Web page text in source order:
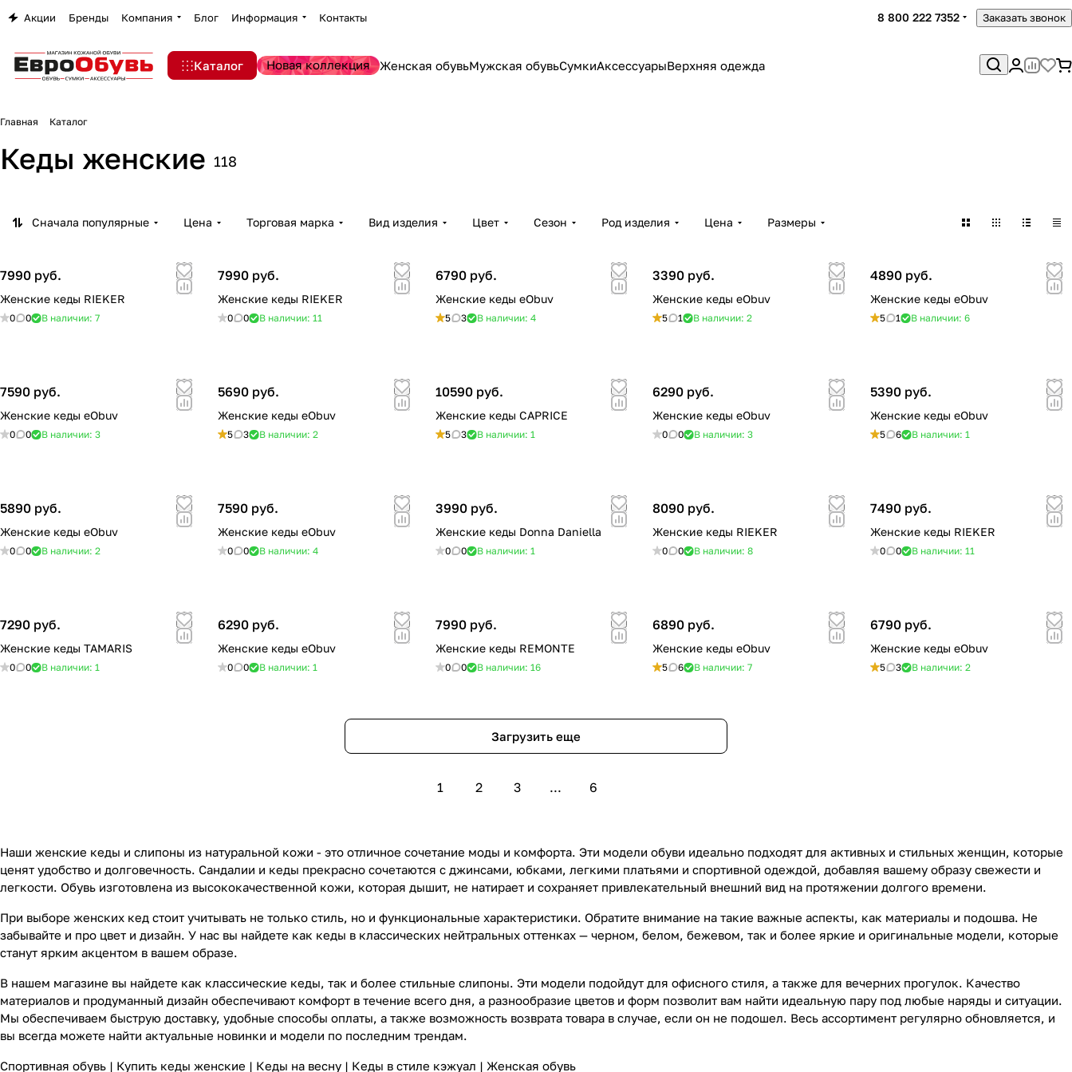
Акции Бренды Компания Блог Информация Контакты 8 800 222 7352 Заказать звонок
Каталог Новая коллекция Женская обувьМужская обувьСумкиАксессуарыВерхняя одежда
Главная Каталог
Кеды женские 118
Сначала популярные Цена Торговая марка Вид изделия Цвет Сезон Род изделия Цена Размеры
7990 руб.
Женские кеды RIEKER
0 0 В наличии: 7
7990 руб.
Женские кеды RIEKER
0 0 В наличии: 11
6790 руб.
Женские кеды eObuv
5 3 В наличии: 4
3390 руб.
Женские кеды eObuv
5 1 В наличии: 2
4890 руб.
Женские кеды eObuv
5 1 В наличии: 6
7590 руб.
Женские кеды eObuv
0 0 В наличии: 3
5690 руб.
Женские кеды eObuv
5 3 В наличии: 2
10590 руб.
Женские кеды CAPRICE
5 3 В наличии: 1
6290 руб.
Женские кеды eObuv
0 0 В наличии: 3
5390 руб.
Женские кеды eObuv
5 6 В наличии: 1
5890 руб.
Женские кеды eObuv
0 0 В наличии: 2
7590 руб.
Женские кеды eObuv
0 0 В наличии: 4
3990 руб.
Женские кеды Donna Daniella
0 0 В наличии: 1
8090 руб.
Женские кеды RIEKER
0 0 В наличии: 8
7490 руб.
Женские кеды RIEKER
0 0 В наличии: 11
7290 руб.
Женские кеды TAMARIS
0 0 В наличии: 1
6290 руб.
Женские кеды eObuv
0 0 В наличии: 1
7990 руб.
Женские кеды REMONTE
0 0 В наличии: 16
6890 руб.
Женские кеды eObuv
5 6 В наличии: 7
6790 руб.
Женские кеды eObuv
5 3 В наличии: 2
Загрузить еще
1 2 3 ... 6
Наши женские кеды и слипоны из натуральной кожи - это отличное сочетание моды и комфорта. Эти модели обуви идеально подходят для активных и стильных женщин, которые
ценят удобство и долговечность. Сандалии и кеды прекрасно сочетаются с джинсами, юбками, легкими платьями и спортивной одеждой, добавляя вашему образу свежести и
легкости. Обувь изготовлена из высококачественной кожи, которая дышит, не натирает и сохраняет привлекательный внешний вид на протяжении долгого времени.
При выборе женских кед стоит учитывать не только стиль, но и функциональные характеристики. Обратите внимание на такие важные аспекты, как материалы и подошва. Не
забывайте и про цвет и дизайн. У нас вы найдете как кеды в классических нейтральных оттенках — черном, белом, бежевом, так и более яркие и оригинальные модели, которые
станут ярким акцентом в вашем образе.
В нашем магазине вы найдете как классические кеды, так и более стильные слипоны. Эти модели подойдут для офисного стиля, а также для вечерних прогулок. Качество
материалов и продуманный дизайн обеспечивают комфорт в течение всего дня, а разнообразие цветов и форм позволит вам найти идеальную пару под любые наряды и ситуации.
Мы обеспечиваем быструю доставку, удобные способы оплаты, а также возможность возврата товара в случае, если он не подошел. Весь ассортимент регулярно обновляется, и
вы всегда можете найти актуальные новинки и модели по последним трендам.
Спортивная обувь | Купить кеды женские | Кеды на весну | Кеды в стиле кэжуал | Женская обувь